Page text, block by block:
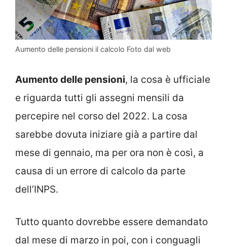
Aumento delle pensioni il calcolo Foto dal web
Aumento delle pensioni, la cosa è ufficiale
e riguarda tutti gli assegni mensili da
percepire nel corso del 2022. La cosa
sarebbe dovuta iniziare già a partire dal
mese di gennaio, ma per ora non è così, a
causa di un errore di calcolo da parte
dell’INPS.
Tutto quanto dovrebbe essere demandato
dal mese di marzo in poi, con i conguagli